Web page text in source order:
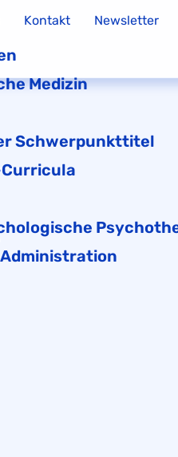
Kontakt Newsletter
Medizin
Schwerpunkttitel